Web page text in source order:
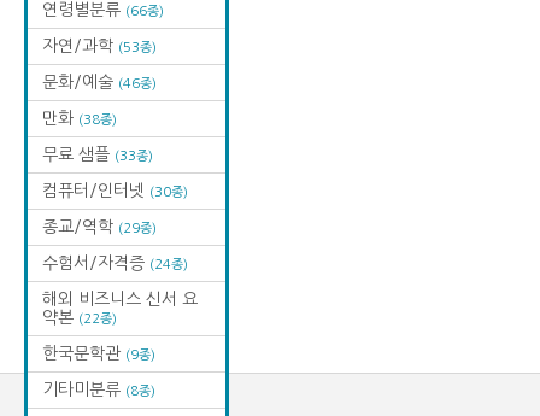
연령별분류 (66종)
자연/과학 (53종)
문화/예술 (46종)
만화 (38종)
무료 샘플 (33종)
컴퓨터/인터넷 (30종)
종교/역학 (29종)
수험서/자격증 (24종)
해외 비즈니스 신서 요
약본 (22종)
한국문학관 (9종)
기타미분류 (8종)